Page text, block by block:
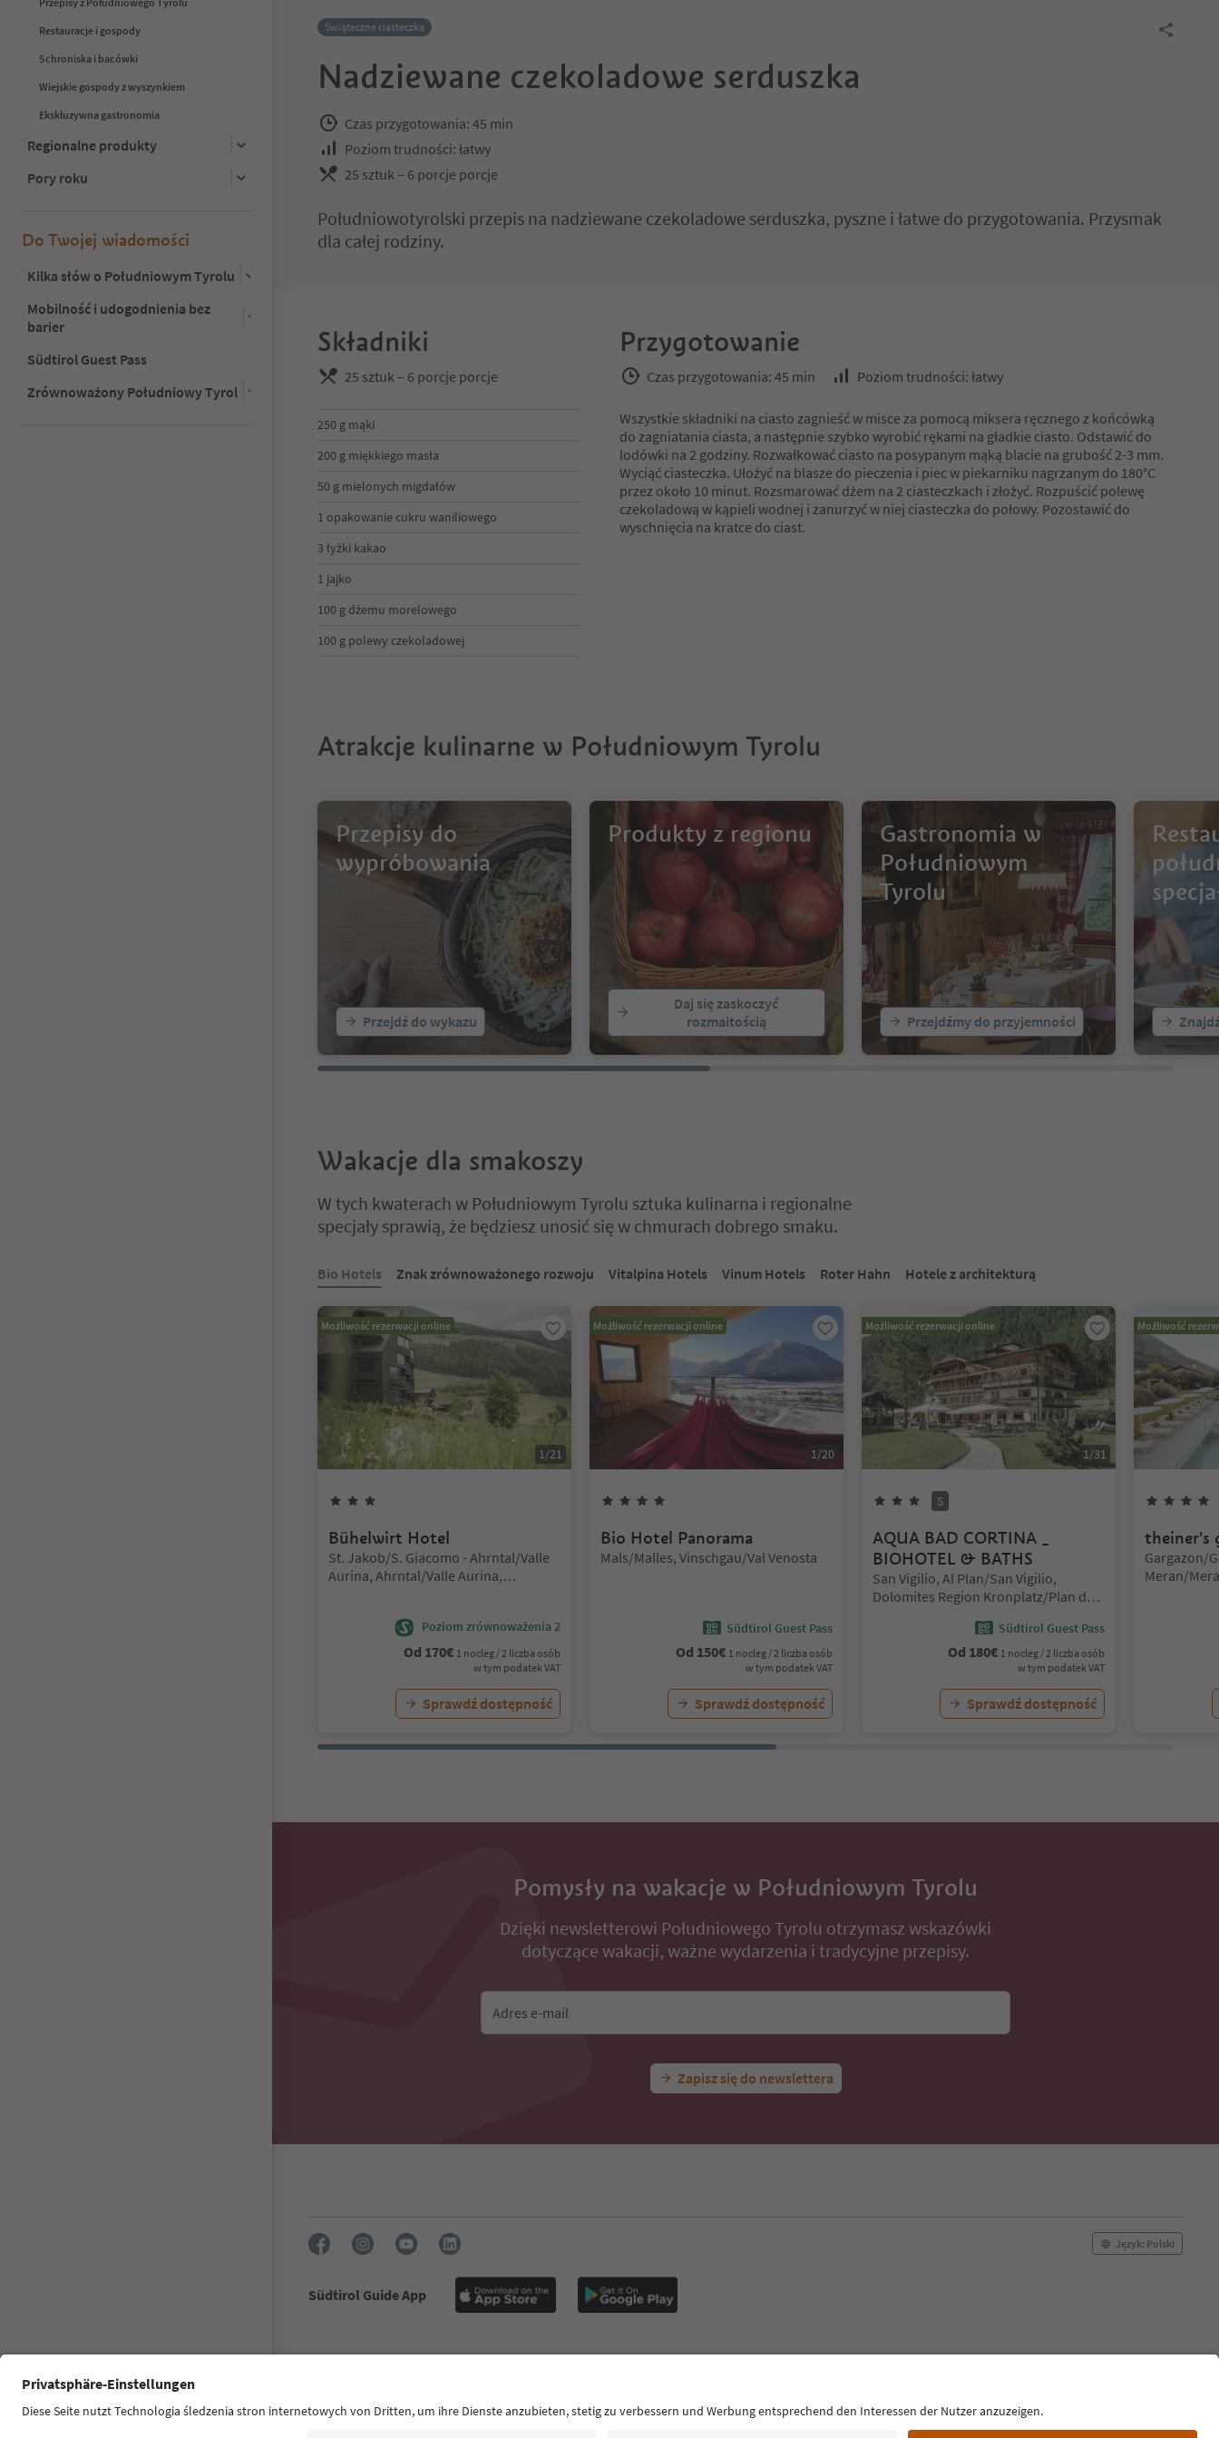
Restauracje i gospody
Schroniska i bacówki
Wiejskie gospody z wyszynkiem
Ekskluzywna gastronomia
Regionalne produkty
Pory roku
Do Twojej wiadomości
Kilka słów o Południowym Tyrolu
Mobilność i udogodnienia bez
barier
Südtirol Guest Pass
Zrównoważony Południowy Tyrol
Świąteczne ciasteczka
Nadziewane czekoladowe serduszka
Czas przygotowania: 45 min
Poziom trudności: łatwy
25 sztuk – 6 porcje porcje
Południowotyrolski przepis na nadziewane czekoladowe serduszka, pyszne i łatwe do przygotowania. Przysmak
dla całej rodziny.
Składniki
25 sztuk – 6 porcje porcje
250 g mąki
200 g miękkiego masła
50 g mielonych migdałów
1 opakowanie cukru waniliowego
3 łyżki kakao
1 jajko
100 g dżemu morelowego
100 g polewy czekoladowej
Przygotowanie
Czas przygotowania: 45 min Poziom trudności: łatwy
Wszystkie składniki na ciasto zagnieść w misce za pomocą miksera ręcznego z końcówką
do zagniatania ciasta, a następnie szybko wyrobić rękami na gładkie ciasto. Odstawić do
lodówki na 2 godziny. Rozwałkować ciasto na posypanym mąką blacie na grubość 2-3 mm.
Wyciąć ciasteczka. Ułożyć na blasze do pieczenia i piec w piekarniku nagrzanym do 180°C
przez około 10 minut. Rozsmarować dżem na 2 ciasteczkach i złożyć. Rozpuścić polewę
czekoladową w kąpieli wodnej i zanurzyć w niej ciasteczka do połowy. Pozostawić do
wyschnięcia na kratce do ciast.
Atrakcje kulinarne w Południowym Tyrolu
Przepisy do
wypróbowania
Przejdź do wykazu
Produkty z regionu
Daj się zaskoczyć
rozmaitością
Gastronomia w
Południowym
Tyrolu
Przejdźmy do przyjemności
Wakacje dla smakoszy
W tych kwaterach w Południowym Tyrolu sztuka kulinarna i regionalne
specjały sprawią, że będziesz unosić się w chmurach dobrego smaku.
Znajdujesz się na suwaku z zakładkami. Wybierz zakładkę, aby zobaczyć jej zawartość. Naciśnij Enter lub Spację, aby wejść do karty suwaka. Naciśnij
Bio Hotels Znak zrównoważonego rozwoju Vitalpina Hotels Vinum Hotels Roter Hahn Hotele z architekturą
Możliwość rezerwacji online
1/21
Bühelwirt Hotel
Lokalizacja:
St. Jakob/S. Giacomo - Ahrntal/Valle
Aurina, Ahrntal/Valle Aurina,
Poziom zrównoważenia 2
Od 170€ 1 nocleg / 2 liczba osób
w tym podatek VAT
Sprawdź dostępność
Możliwość rezerwacji online
1/20
Bio Hotel Panorama
Lokalizacja:
Mals/Malles, Vinschgau/Val Venosta
Südtirol Guest Pass
Od 150€ 1 nocleg / 2 liczba osób
w tym podatek VAT
Sprawdź dostępność
Możliwość rezerwacji online
1/31
Gwiazdki
S
AQUA BAD CORTINA _
BIOHOTEL & BATHS
Lokalizacja:
San Vigilio, Al Plan/San Vigilio,
Dolomites Region Kronplatz/Plan de
Südtirol Guest Pass
Od 180€ 1 nocleg / 2 liczba osób
w tym podatek VAT
Sprawdź dostępność
Możliwość
theiner's
Lokalizacja:
Gargazon/
Meran/
Pomysły na wakacje w Południowym Tyrolu
Dzięki newsletterowi Południowego Tyrolu otrzymasz wskazówki
dotyczące wakacji, ważne wydarzenia i tradycyjne przepisy.
Adres e-mail
Zapisz się do newslettera
Język: Polski
Südtirol Guide App